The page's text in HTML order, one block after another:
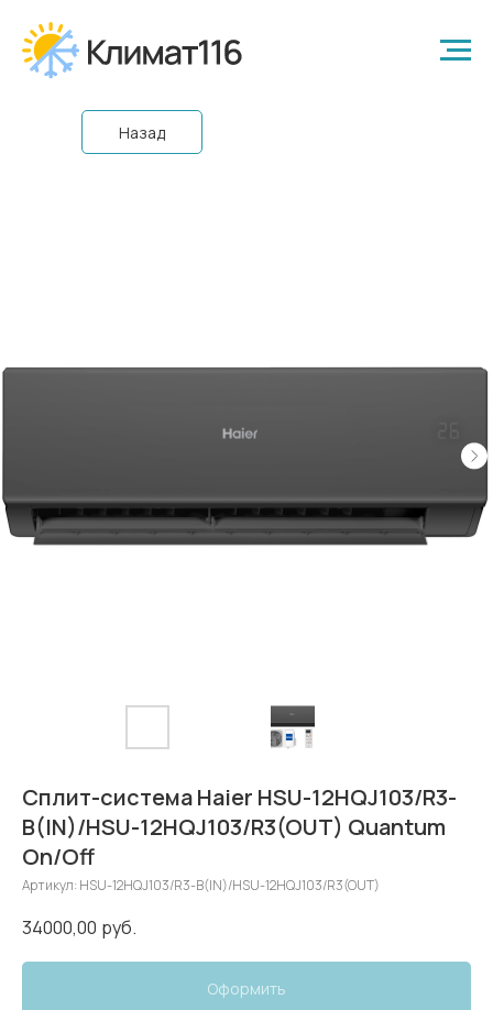
Назад
Сплит-система Haier HSU-12HQJ103/R3-
B(IN)/HSU-12HQJ103/R3(OUT) Quantum
On/Off
Артикул: HSU-12HQJ103/R3-B(IN)/HSU-12HQJ103/R3(OUT)
34000,00 руб.
Оформить